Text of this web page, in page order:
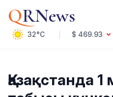
QRNews
32°C $ 469.93
Қазақстанда